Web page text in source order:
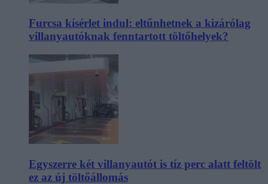
Furcsa kísérlet indul: eltűnhetnek a kizárólag
villanyautóknak fenntartott töltőhelyek?
Egyszerre két villanyautót is tíz perc alatt feltölt
ez az új töltőállomás